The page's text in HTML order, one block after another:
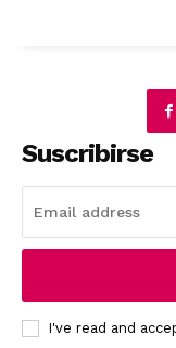
Suscribirse
I've read and